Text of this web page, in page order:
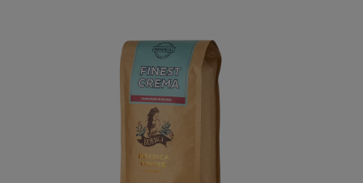
Bildergalerie überspringen